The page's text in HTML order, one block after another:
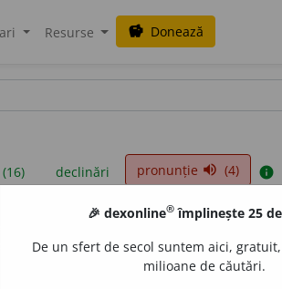
Resurse savings Donează
declinări pronunție volume_up (4) info
sunt compilate de echipa dexonline.
reordona filele pe pagina depreferințe.
🎉 dexonline® împlinește 25
De un sfert de secol suntem aici,
milioane de căutări.